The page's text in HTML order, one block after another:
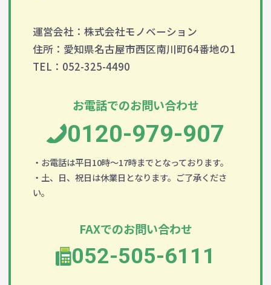
運営会社：株式会社モノベーション
住所：愛知県名古屋市西区南川町64番地の1
TEL：052-325-4490
お電話でのお問い合わせ
0120-979-907
・お電話は平日10時～17時までとなっております。
・土、日、祝日は休業日となります。ご了承くださ
い。
FAXでのお問い合わせ
052-505-6111